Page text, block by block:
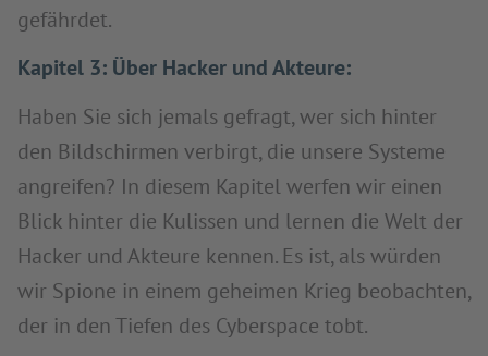
gefährdet.
Kapitel 3: Über Hacker und Akteure:
Haben Sie sich jemals gefragt, wer sich hinter
den Bildschirmen verbirgt, die unsere Systeme
angreifen? In diesem Kapitel werfen wir einen
Blick hinter die Kulissen und lernen die Welt der
Hacker und Akteure kennen. Es ist, als würden
wir Spione in einem geheimen Krieg beobachten,
der in den Tiefen des Cyberspace tobt.